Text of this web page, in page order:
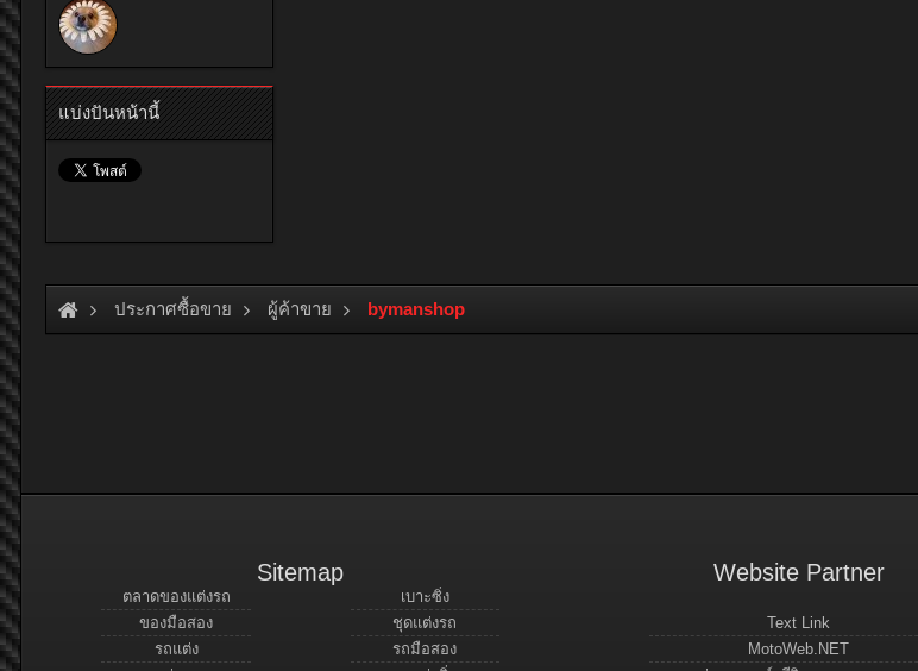
แบ่งปันหน้านี้
ประกาศซื้อขาย ผู้ค้าขาย bymanshop
Sitemap
ตลาดของแต่งรถ
ของมือสอง
รถแต่ง
เบาะซิ่ง
ชุดแต่งรถ
รถมือสอง
Website Partner
Text Link
MotoWeb.NET